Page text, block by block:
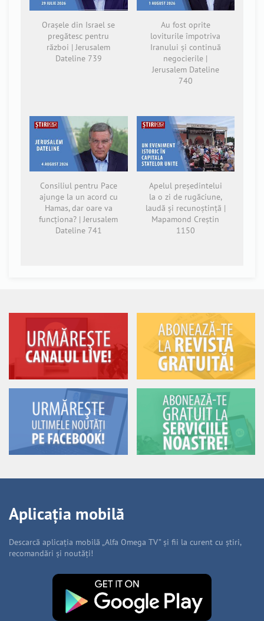
Orașele din Israel se
pregătesc pentru
război | Jerusalem
Dateline 739
Au fost oprite
loviturile împotriva
Iranului și continuă
negocierile |
Jerusalem Dateline
740
Consiliul pentru Pace
ajunge la un acord cu
Hamas, dar oare va
funcționa? | Jerusalem
Dateline 741
Apelul președintelui
la o zi de rugăciune,
laudă și recunoștință |
Mapamond Creștin
1150
Aplicația mobilă
Descarcă aplicația mobilă „Alfa Omega TV” și fii la curent cu știri,
recomandări și noutăți!